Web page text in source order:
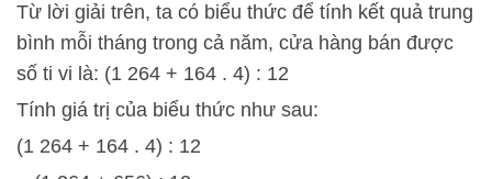
Từ lời giải trên, ta có biểu thức để tính kết quả trung
bình mỗi tháng trong cả năm, cửa hàng bán được
số ti vi là: (1 264 + 164 . 4) : 12
Tính giá trị của biểu thức như sau:
(1 264 + 164 . 4) : 12